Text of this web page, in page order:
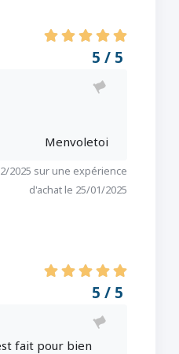
5 / 5
Menvoletoi
2025 sur une expérience
d'achat le 25/01/2025
5 / 5
fait pour bien